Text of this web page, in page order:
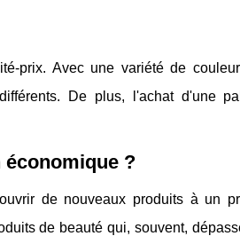
prix. Avec une variété de
De plus, l'achat d'une
économique ?
de nouveaux produits à un
de beauté qui, souvent,